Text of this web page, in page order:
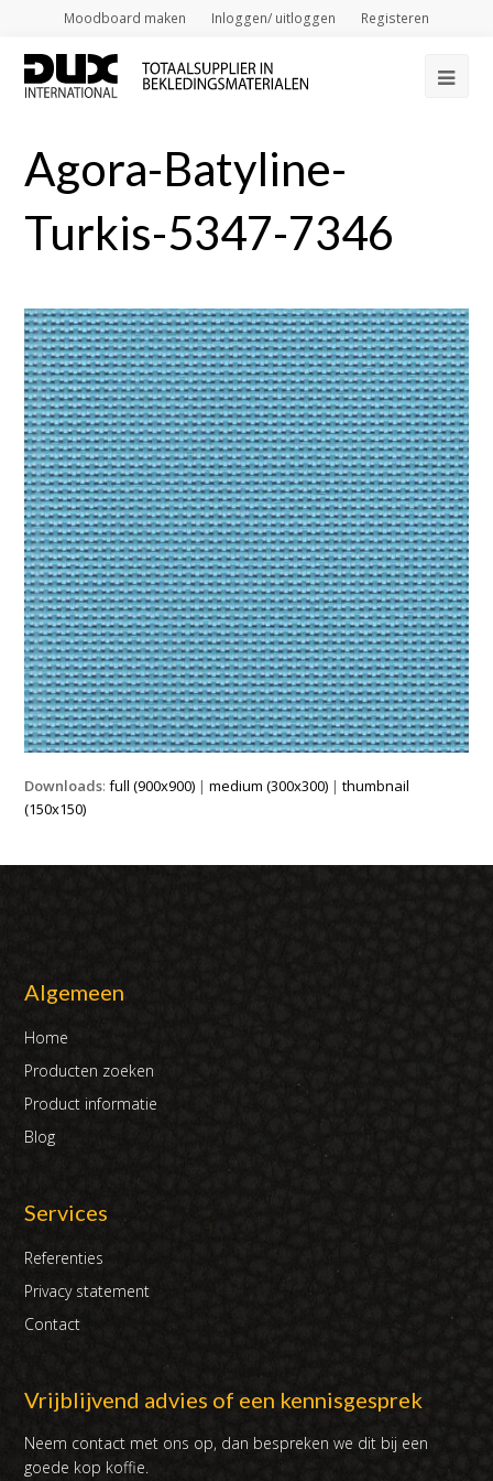
Moodboard maken Inloggen/ uitloggen Registeren
Agora-Batyline-
Turkis-5347-7346
Downloads:full (900x900) |medium (300x300) |thumbnail
(150x150)
Algemeen
Home
Producten zoeken
Product informatie
Blog
Services
Referenties
Privacy statement
Contact
Vrijblijvend advies of een kennisgesprek
Neem contact met ons op, dan bespreken we dit bij een
goede kop koffie.